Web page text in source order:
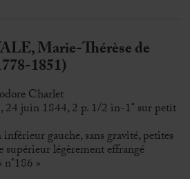
Marie-Thérèse de
1851)
Charlet
juin 1844, 2 p. 1/2 in-1° sur petit
gauche, sans gravité, petites
supérieur légèrement effrangé
»